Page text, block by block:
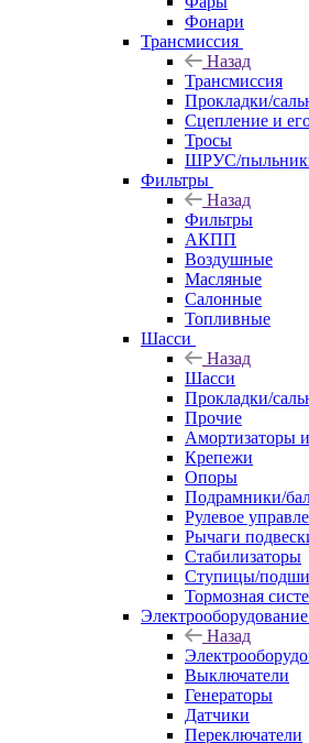
Фонари
Трансмиссия
Назад
Трансмиссия
Прокладки/
Сцепление и
Тросы
ШРУС/
Фильтры
Назад
Фильтры
АКПП
Воздушные
Масляные
Салонные
Топливные
Шасси
Назад
Шасси
Прокладки/
Прочие
Амортизаторы
Крепежи
Опоры
Подрамники/
Рулевое
Рычаги
Стабилизаторы
Ступицы/
Тормозная
Электрооборудование
Назад
Выключатели
Генераторы
Датчики
Переключатели